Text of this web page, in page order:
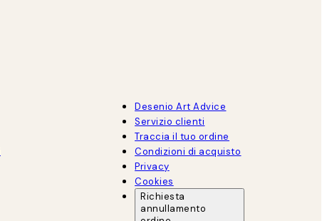
Desenio Art Advice
Servizio clienti
Traccia il tuo ordine
Condizioni di acquisto
Privacy
Cookies
Richiesta
annullamento